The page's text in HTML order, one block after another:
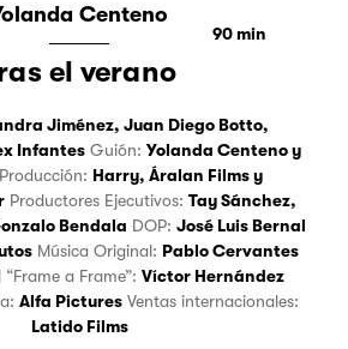
Centeno
90
el verano
Jiménez, Juan Diego Botto,
Infantes Guión: Yolanda Centenoy
Producción: Harry, Áralan Filmsy
Productores Ejecutivos: Tay Sánchez,
Bendala DOP: José Luis Bernal
Música Original: Pablo Cervantes
“Frame a Frame”: Víctor Hernández
Alfa Pictures
Ventas internacionales:
Latido Films